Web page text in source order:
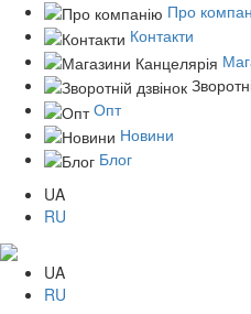
Про
Контакти
Опт
Новини
Блог
UA
RU
UA
RU